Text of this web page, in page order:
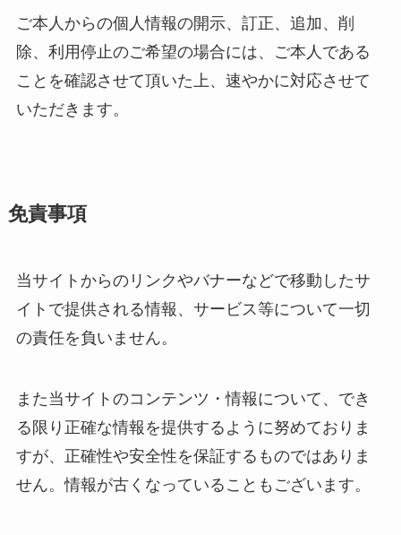
ご本人からの個人情報の開示、訂正、追加、削
除、利用停止のご希望の場合には、ご本人である
ことを確認させて頂いた上、速やかに対応させて
いただきます。
免責事項
当サイトからのリンクやバナーなどで移動したサ
イトで提供される情報、サービス等について一切
の責任を負いません。
また当サイトのコンテンツ・情報について、でき
る限り正確な情報を提供するように努めておりま
すが、正確性や安全性を保証するものではありま
せん。情報が古くなっていることもございます。